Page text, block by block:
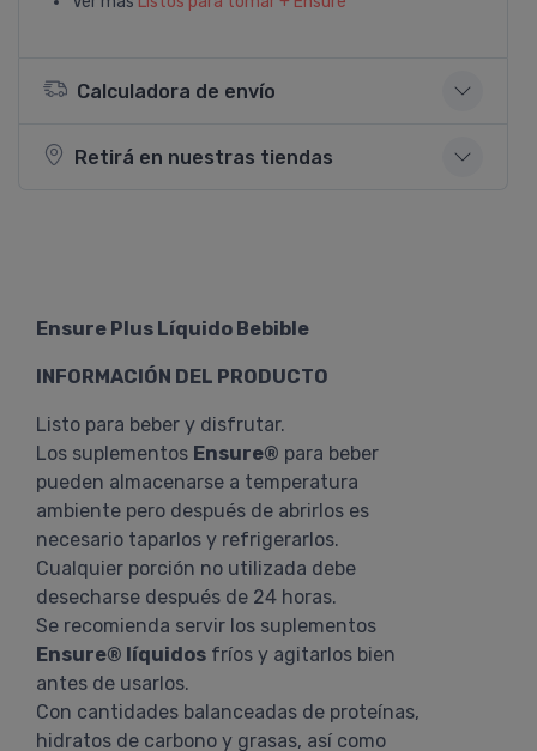
Calculadora de envío
Retirá en nuestras tiendas
Ensure Plus Líquido Bebible
INFORMACIÓN DEL PRODUCTO
Listo para beber y disfrutar.
Los suplementos Ensure® para beber
pueden almacenarse a temperatura
ambiente pero después de abrirlos es
necesario taparlos y refrigerarlos.
Cualquier porción no utilizada debe
desecharse después de 24 horas.
Se recomienda servir los suplementos
Ensure® líquidos fríos y agitarlos bien
antes de usarlos.
Con cantidades balanceadas de proteínas,
hidratos de carbono y grasas, así como